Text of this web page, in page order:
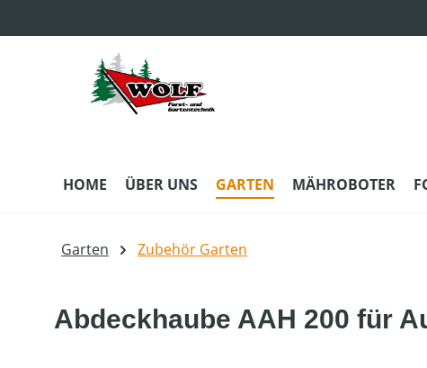
HOME ÜBER UNS GARTEN MÄHROBOTER
Garten Zubehör Garten
Abdeckhaube AAH 200 für